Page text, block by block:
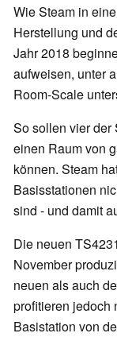
Wie Steam in
Herstellung und
Jahr 2018
aufweisen, unter
Room-Scale
So sollen vier der
einen Raum von
können. Steam
Basisstationen
sind - und damit
Die neuen
November
neuen als auch
profitieren jedoch
Basistation von